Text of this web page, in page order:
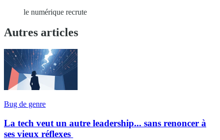
le numérique recrute
Autres articles
Bug de genre
La tech veut un autre leadership... sans renoncer à
ses vieux réflexes